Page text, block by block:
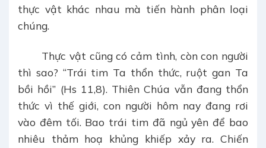
thực vật khác nhau mà tiến hành phân loại
chúng.
Thực vật cũng có cảm tình, còn con người
thì sao? “Trái tim Ta thổn thức, ruột gan Ta
bồi hồi” (Hs 11,8). Thiên Chúa vẫn đang thổn
thức vì thế giới, con người hôm nay đang rơi
vào đêm tối. Bao trái tim đã ngủ yên để bao
nhiêu thảm hoạ khủng khiếp xảy ra. Chiến